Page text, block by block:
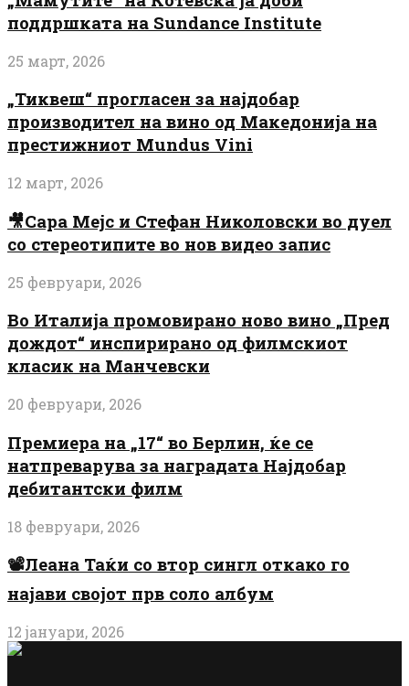
поддршката на Sundance Institute
25 март, 2026
„Тиквеш“ прогласен за најдобар
производител на вино од Македонија на
престижниот Mundus Vini
12 март, 2026
🎥Сара Мејс и Стефан Николовски во дуел
со стереотипите во нов видео запис
25 февруари, 2026
Во Италија промовирано ново вино „Пред
дождот“ инспирирано од филмскиот
класик на Манчевски
20 февруари, 2026
Премиера на „17“ во Берлин, ќе се
натпреварува за наградата Најдобар
дебитантски филм
18 февруари, 2026
📽️Леана Таќи со втор сингл откако го
најави својот прв соло албум
12 јануари, 2026